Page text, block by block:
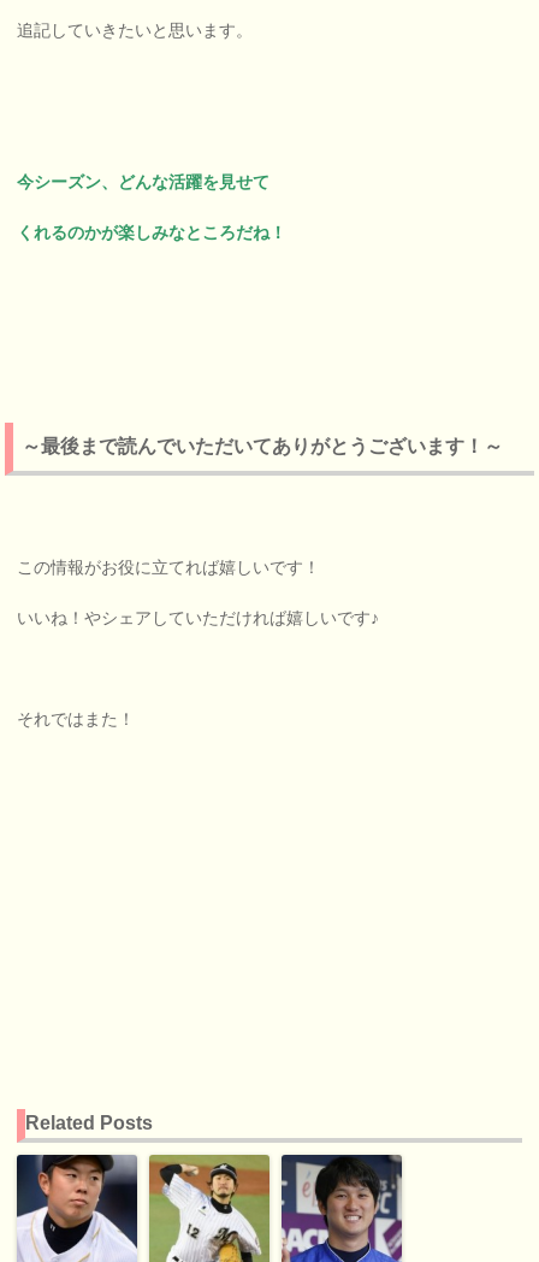
追記していきたいと思います。
今シーズン、どんな活躍を見せて
くれるのかが楽しみなところだね！
～最後まで読んでいただいてありがとうございます！～
この情報がお役に立てれば嬉しいです！
いいね！やシェアしていただければ嬉しいです♪
それではまた！
Related Posts